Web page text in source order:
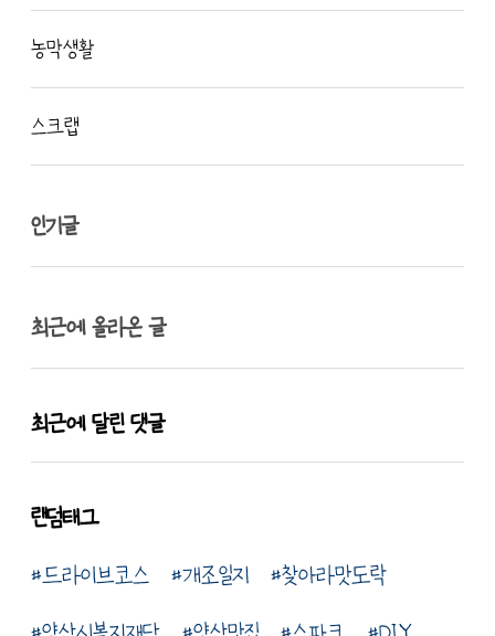
농막생활
스크랩
인기글
최근에 올라온 글
최근에 달린 댓글
랜덤태그
드라이브코스
개조일지
찾아라맛도락